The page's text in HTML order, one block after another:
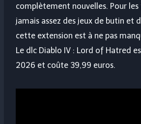
complètement nouvelles. Pour les
jamais assez des jeux de butin et
cette extension est à ne pas
Le dlc Diablo IV : Lord of Hatred
2026 et coûte 39,99 euros.